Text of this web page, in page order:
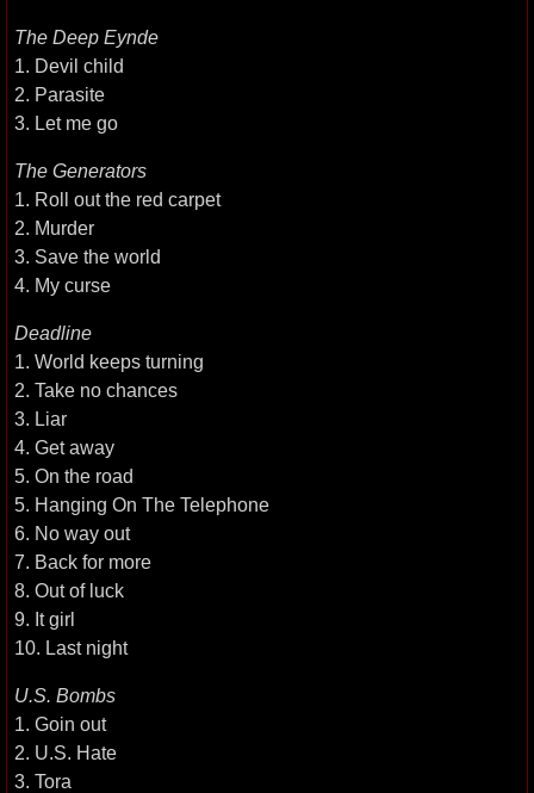
The Deep Eynde
1. Devil child
2. Parasite
3. Let me go
The Generators
1. Roll out the red carpet
2. Murder
3. Save the world
4. My curse
Deadline
1. World keeps turning
2. Take no chances
3. Liar
4. Get away
5. On the road
5. Hanging On The Telephone
6. No way out
7. Back for more
8. Out of luck
9. It girl
10. Last night
U.S. Bombs
1. Goin out
2. U.S. Hate
3. Tora